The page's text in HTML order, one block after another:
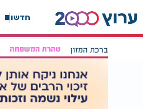
חדשות
ברכת המזון טהרת המשפחה